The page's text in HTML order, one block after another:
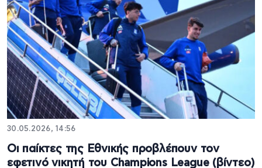
30.05.2026, 14:56
Οι παίκτες της Εθνικής προβλέπουν τον
εφετινό νικητή του Champions League (βίντεο)